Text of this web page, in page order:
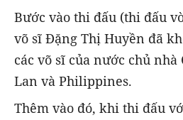
Bước vào thi đấu (thi đấu
võ sĩ Đặng Thị Huyền đã
các võ sĩ của nước chủ nhà
Lan và Philippines.
Thêm vào đó, khi thi đấu